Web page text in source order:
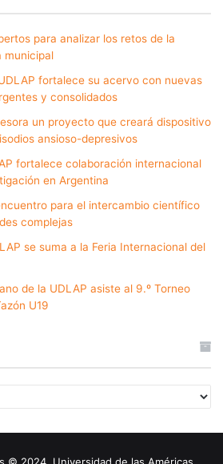
para analizar los retos de la
municipal
fortalece su acervo con nuevas
y consolidados
un proyecto que creará dispositivo
ansioso-depresivos
fortalece colaboración internacional
en Argentina
para el intercambio científico
complejas
se suma a la Feria Internacional del
de la UDLAP asiste al 9.º Torneo
U19